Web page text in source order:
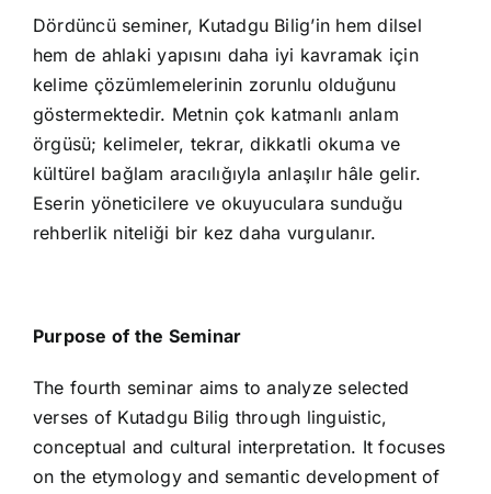
Dördüncü seminer, Kutadgu Bilig’in hem dilsel
hem de ahlaki yapısını daha iyi kavramak için
kelime çözümlemelerinin zorunlu olduğunu
göstermektedir. Metnin çok katmanlı anlam
örgüsü; kelimeler, tekrar, dikkatli okuma ve
kültürel bağlam aracılığıyla anlaşılır hâle gelir.
Eserin yöneticilere ve okuyuculara sunduğu
rehberlik niteliği bir kez daha vurgulanır.
Purpose of the Seminar
The fourth seminar aims to analyze selected
verses of Kutadgu Bilig through linguistic,
conceptual and cultural interpretation. It focuses
on the etymology and semantic development of